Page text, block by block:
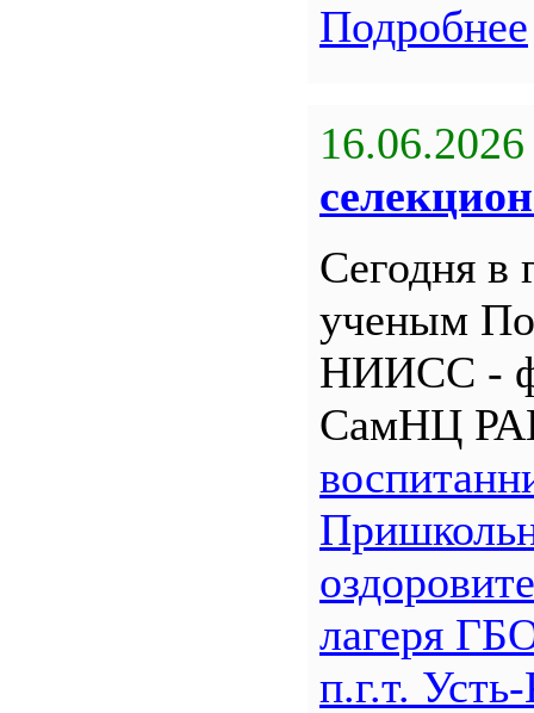
Подробнее
16.06.2026
Сегодня в
ученым
НИИСС -
СамНЦ
лагеря
п.г.т.